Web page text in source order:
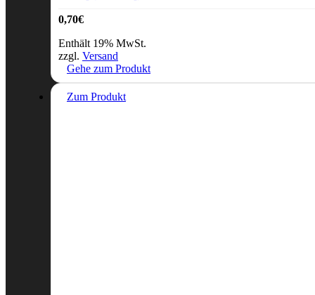
0,70€
Enthält 19% MwSt.
zzgl. Versand
Gehe zum Produkt
Zum Produkt